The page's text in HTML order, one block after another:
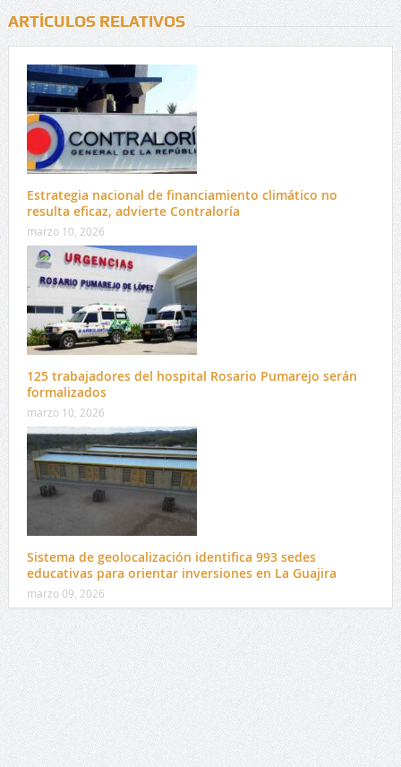
ARTÍCULOS RELATIVOS
Estrategia nacional de financiamiento climático no
resulta eficaz, advierte Contraloría
marzo 10, 2026
125 trabajadores del hospital Rosario Pumarejo serán
formalizados
marzo 10, 2026
Sistema de geolocalización identifica 993 sedes
educativas para orientar inversiones en La Guajira
marzo 09, 2026